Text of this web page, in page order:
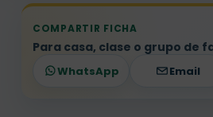
COMPARTIR FICHA
Para casa, clase o grupo de
WhatsApp Email